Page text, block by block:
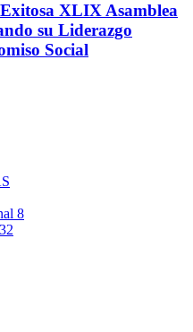
XLIX Asamblea
su Liderazgo
Social
8